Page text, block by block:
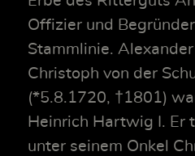
Offizier und
Stammlinie.
Christoph von der
(*5.8.1720, †1801)
Heinrich Hartwig I. Er
unter seinem Onkel